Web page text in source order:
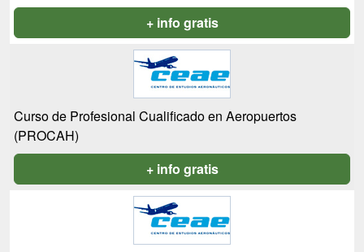
+ info gratis
Curso de Profesional Cualificado en Aeropuertos
(PROCAH)
+ info gratis